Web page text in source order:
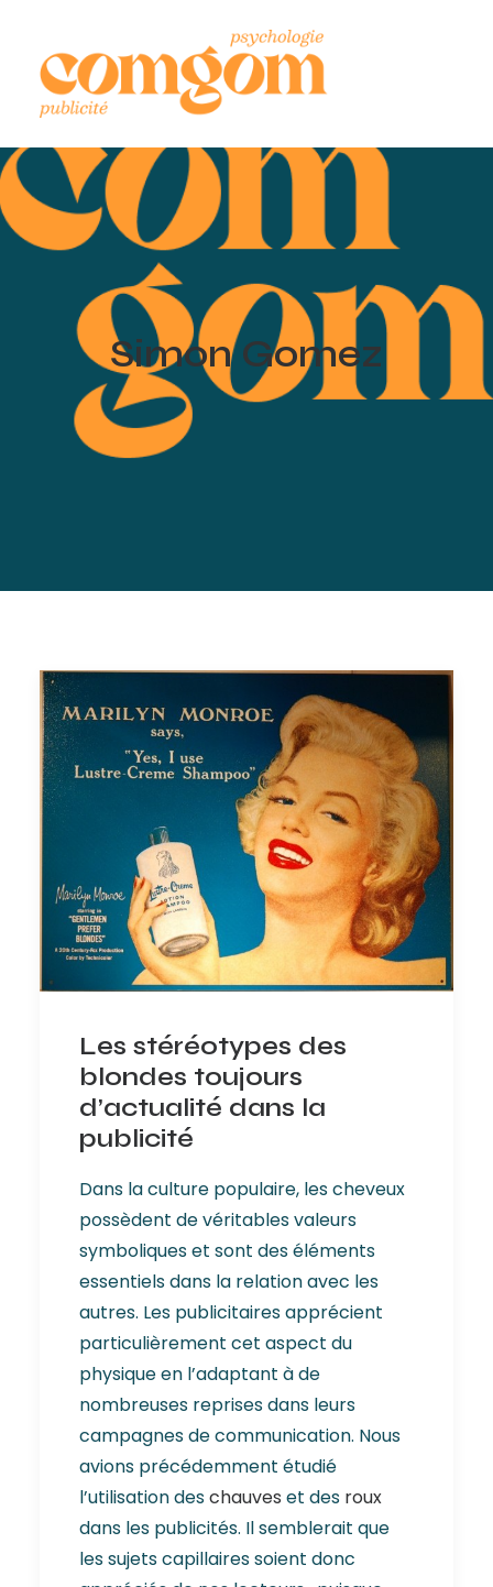
Simon Gomez
Les stéréotypes des
blondes toujours
d’actualité dans la
publicité
Dans la culture populaire, les cheveux
possèdent de véritables valeurs
symboliques et sont des éléments
essentiels dans la relation avec les
autres. Les publicitaires apprécient
particulièrement cet aspect du
physique en l’adaptant à de
nombreuses reprises dans leurs
campagnes de communication. Nous
avions précédemment étudié
l’utilisation deschauves et des roux
dans les publicités. Il semblerait que
les sujets capillaires soient donc